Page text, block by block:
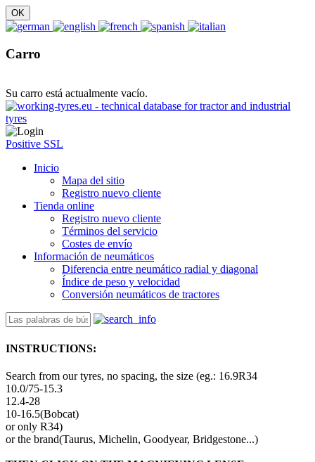
Carro
Su carro está actualmente vacío.
Positive SSL
Inicio
Mapa del sitio
Registro nuevo cliente
Tienda online
Registro nuevo cliente
Términos del servicio
Costes de envío
Información de neumáticos
Diferencia entre neumático radial y diagonal
Índice de peso y velocidad
Conversión neumáticos de tractores
INSTRUCTIONS:
Search from our tyres, no spacing, the size (eg.: 16.9R34
10.0/75-15.3
12.4-28
10-16.5(Bobcat)
or only R34)
or the brand(Taurus, Michelin, Goodyear, Bridgestone...)